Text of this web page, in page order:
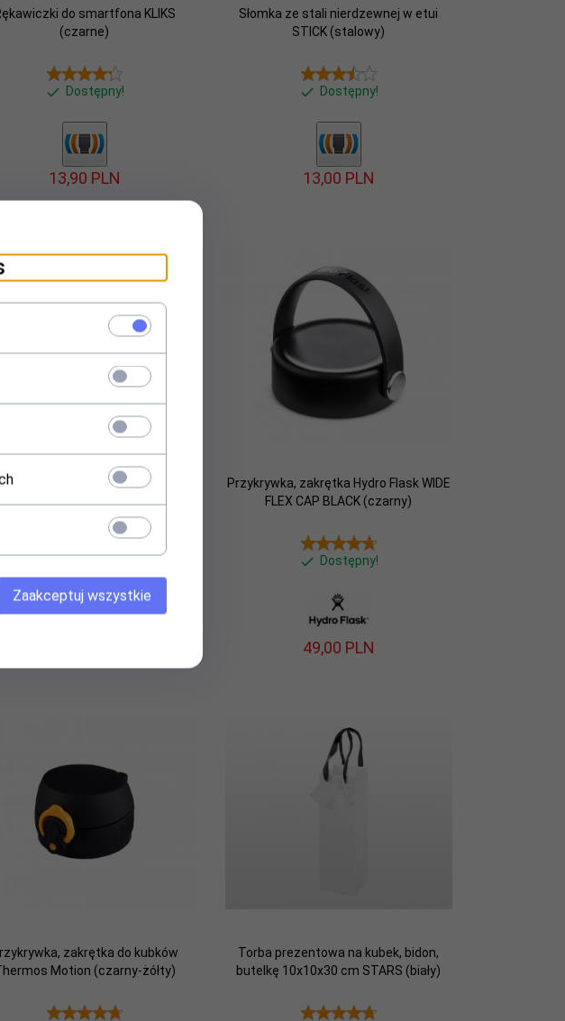
do smartfona KLIKS
(czarne)
Dostępny!
13,90 PLN
Słomka ze stali nierdzewnej w etui
STICK (stalowy)
Dostępny!
13,00 PLN
miarka stalowa do kawy 8 ml
ALIGATOR (stalowy)
Dostępny!
Przykrywka, zakrętka Hydro Flask WIDE
FLEX CAP BLACK (czarny)
Dostępny!
49,00 PLN
zakrętka do kubków
Motion (czarny-żółty)
Torba prezentowa na kubek, bidon,
butelkę 10x10x30 cm STARS (biały)
Zaakceptuj wszystkie